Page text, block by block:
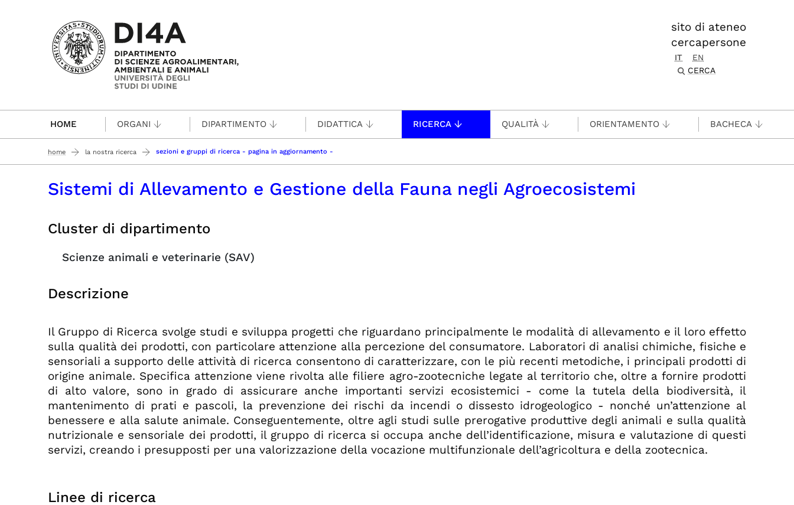
Passa al contenuto principale
sito di ateneo
cercapersone
IT
EN
CERCA
HOME ORGANI DIPARTIMENTO DIDATTICA RICERCA QUALITÀ ORIENTAMENTO BACHECA
home la nostra ricerca sezioni e gruppi di ricerca - pagina in aggiornamento -
Sistemi di Allevamento e Gestione della Fauna negli Agroecosistemi
Cluster di dipartimento
Scienze animali e veterinarie (SAV)
Descrizione
Il Gruppo di Ricerca svolge studi e sviluppa progetti che riguardano principalmente le modalità di allevamento e il loro effetto
sulla qualità dei prodotti, con particolare attenzione alla percezione del consumatore. Laboratori di analisi chimiche, fisiche e
sensoriali a supporto delle attività di ricerca consentono di caratterizzare, con le più recenti metodiche, i principali prodotti di
origine animale. Specifica attenzione viene rivolta alle filiere agro-zootecniche legate al territorio che, oltre a fornire prodotti
di alto valore, sono in grado di assicurare anche importanti servizi ecosistemici - come la tutela della biodiversità, il
mantenimento di prati e pascoli, la prevenzione dei rischi da incendi o dissesto idrogeologico - nonché un’attenzione al
benessere e alla salute animale. Conseguentemente, oltre agli studi sulle prerogative produttive degli animali e sulla qualità
nutrizionale e sensoriale dei prodotti, il gruppo di ricerca si occupa anche dell’identificazione, misura e valutazione di questi
servizi, creando i presupposti per una valorizzazione della vocazione multifunzionale dell’agricoltura e della zootecnica.
Linee di ricerca